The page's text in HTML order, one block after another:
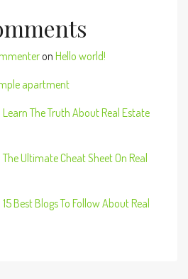
on Hello world!
apartment
Learn The Truth About Real Estate
The Ultimate Cheat Sheet On Real
15 Best Blogs To Follow About Real